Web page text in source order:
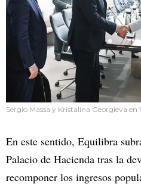
Sergio Massa y Kristalina Georgieva
En este sentido, Equilibra
Palacio de Hacienda tras la
recomponer los ingresos